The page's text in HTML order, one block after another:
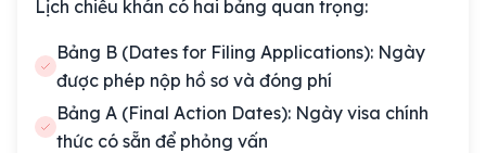
Lịch chiếu khán có hai bảng quan trọng:
Bảng B (Dates for Filing Applications): Ngày
được phép nộp hồ sơ và đóng phí
Bảng A (Final Action Dates): Ngày visa chính
thức có sẵn để phỏng vấn